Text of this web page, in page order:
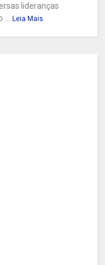
lideranças
Leia Mais